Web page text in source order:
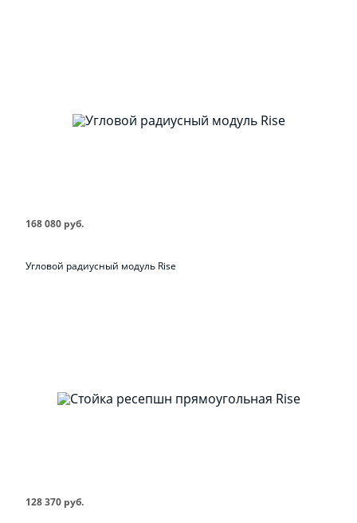
168 080 руб.
Угловой радиусный модуль Rise
128 370 руб.